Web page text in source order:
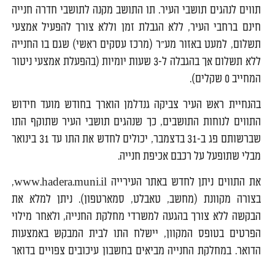
תווים לנהגים תושבי העיר. תו התושב מקנה לתושבי חדרה חנייה
חינם ברחבי העיר, ללא הגבלת זמן וללא צורך להפעיל אמצעי
תשלום, למעט באזור מע"ר (מרכז עסקים ראשי) שגם בו החנייה
ללא תשלום אך בהגבלה ל-3 שעות יומיות (בהפעלת אמצעי ניטור
המחייב 0 שקלים).
בהנחיית ראש העיר צביקה גנדלמן הוארך בחודש מועד חידוש
התווים לנוחות התושבים, כך שנהגים תושבי העיר שתוקף התו
שברשותם פג ב-31 בדצמבר, יכולים לחדש את התו עד 31 בינואר
מבלי שתופעל על רכבם אכיפת חנייה.
את התווים ניתן לחדש באתר העירייה www.hadera.muni.il,
בצורה מקוונת (מחשב, טאבלט, סמארטפון). ניתן למלא את
הבקשה ללא צורך בהגעה למשרדי מחלקת החנייה, ולאחר מילוי
הפרטים בטופס המקוון, יישלח התו לבית המבקש באמצעות
הדואר. במחלקת החנייה מביאים בחשבון עיכובים צפויים בדואר